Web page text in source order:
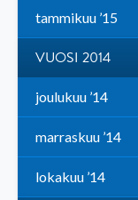
tammikuu ’15
VUOSI 2014
joulukuu ’14
marraskuu ’14
lokakuu ’14